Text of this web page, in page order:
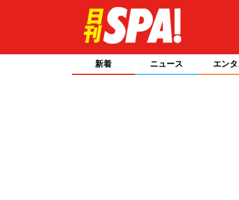
新着 ニュース エンタ